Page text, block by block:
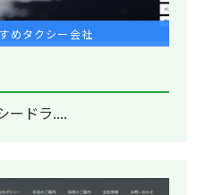
めタクシー会社
ードラ....